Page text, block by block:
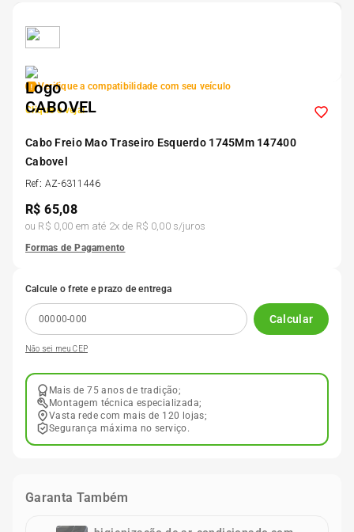
Verifique a compatibilidade com seu veículo
Clique e veja!
Cabo Freio Mao Traseiro Esquerdo 1745Mm 147400
Cabovel
Ref: AZ-6311446
R$65,08
ou R$ 0,00 em até 2x de R$ 0,00s/juros
Formas de Pagamento
Calcule o frete e prazo de entrega
Calcular
Não sei meu CEP
Mais de 75 anos de tradição;
Montagem técnica especializada;
Vasta rede com mais de 120 lojas;
Segurança máxima no serviço.
Garanta Também
5º
7
8º
9º 175 65 14